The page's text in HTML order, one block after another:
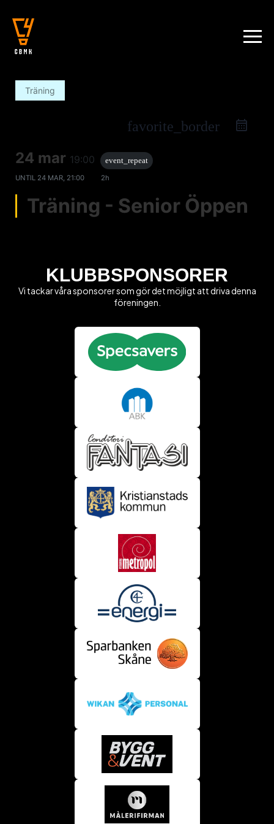
Träning
favorite_border
24 mar 19:00
event_repeat
UNTIL 24 MAR, 21:00 2h
Träning - Senior Öppen
KLUBBSPONSORER
Vi tackar våra sponsorer som gör det möjligt att driva denna
föreningen.